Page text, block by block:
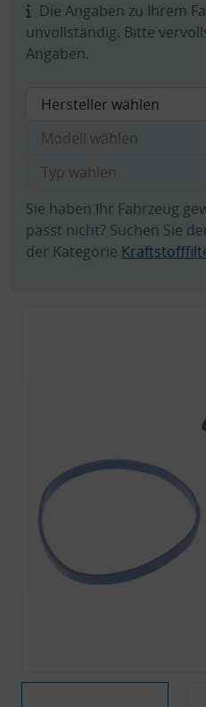
Die Angaben zu Ihrem
unvollständig. Bitte
Angaben.
Sie haben Ihr Fahrzeug
passt nicht? Suchen Sie
der Kategorie